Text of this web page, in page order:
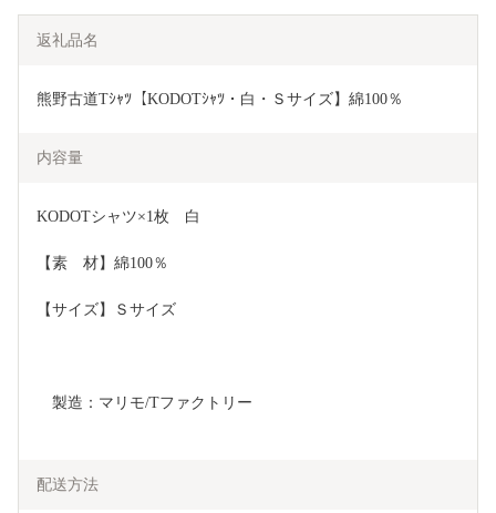
返礼品名
熊野古道Tｼｬﾂ【KODOTｼｬﾂ・白・Ｓサイズ】綿100％
内容量
KODOTシャツ×1枚　白
【素　材】綿100％
【サイズ】Ｓサイズ
製造：マリモ/Tファクトリー
配送方法